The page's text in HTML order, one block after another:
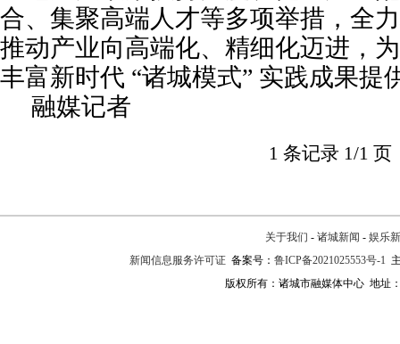
合、集聚高端人才等多项举措，全
推动产业向高端化、精细化迈进，
丰富新时代 “诸城模式” 实践成果提
融媒记者
1 条记录 1/1 页
关于我们 - 诸城新闻 - 娱乐
新闻信息服务许可证备案号： 鲁ICP备2021025553号-1
版权所有：诸城市融媒体中心 地址